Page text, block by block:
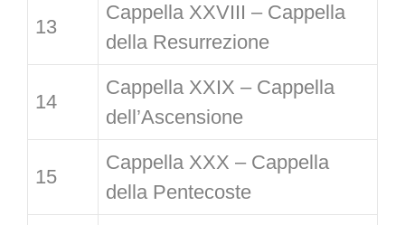
13
Cappella XXVIII – Cappella
della Resurrezione
14
Cappella XXIX – Cappella
dell’Ascensione
15
Cappella XXX – Cappella
della Pentecoste